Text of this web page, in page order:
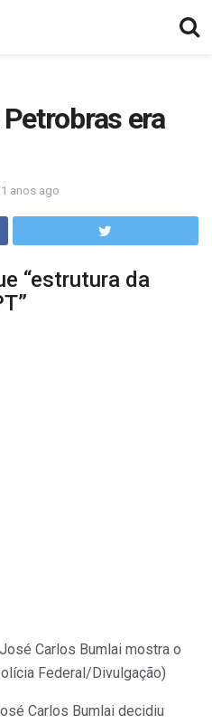
era
anos ago
“estrutura da
Carlos Bumlai mostra o
Federal/Divulgação)
Carlos Bumlai decidiu